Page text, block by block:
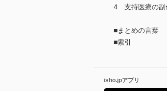
4 支持医療の副
■まとめの言葉
■索引
isho.jpアプリ